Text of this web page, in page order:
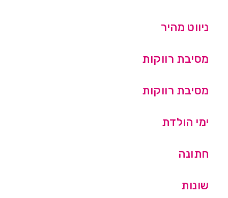
ניווט מהיר
מסיבת רווקות
מסיבת רווקות
ימי הולדת
חתונה
שונות